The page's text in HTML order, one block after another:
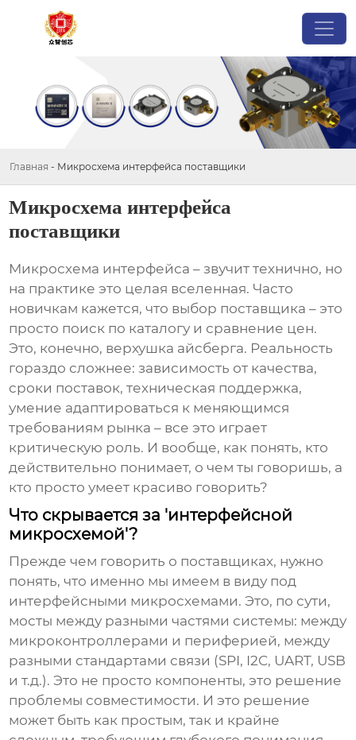
Главная - Микросхема интерфейса поставщики
Микросхема интерфейса
поставщики
Микросхема интерфейса – звучит технично, но
на практике это целая вселенная. Часто
новичкам кажется, что выбор поставщика – это
просто поиск по каталогу и сравнение цен.
Это, конечно, верхушка айсберга. Реальность
гораздо сложнее: зависимость от качества,
сроки поставок, техническая поддержка,
умение адаптироваться к меняющимся
требованиям рынка – все это играет
критическую роль. И вообще, как понять, кто
действительно понимает, о чем ты говоришь, а
кто просто умеет красиво говорить?
Что скрывается за 'интерфейсной
микросхемой'?
Прежде чем говорить о поставщиках, нужно
понять, что именно мы имеем в виду под
интерфейсными микросхемами. Это, по сути,
мосты между разными частями системы: между
микроконтроллерами и периферией, между
разными стандартами связи (SPI, I2C, UART, USB
и т.д.). Это не просто компоненты, это решение
проблемы совместимости. И это решение
может быть как простым, так и крайне